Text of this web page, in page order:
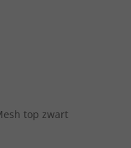
top zwart